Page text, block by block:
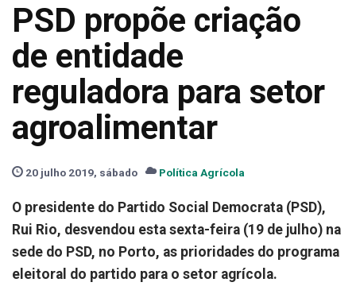
PSD propõe criação
de entidade
reguladora para setor
agroalimentar
20 julho 2019, sábado Política Agrícola
O presidente do Partido Social Democrata (PSD),
Rui Rio, desvendou esta sexta-feira (19 de julho) na
sede do PSD, no Porto, as prioridades do programa
eleitoral do partido para o setor agrícola.